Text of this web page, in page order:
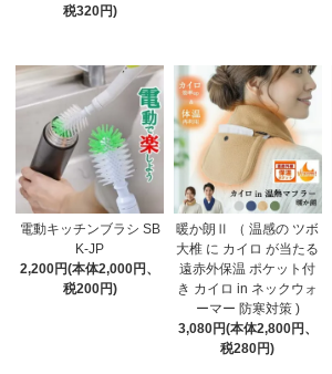
税320円)
電動キッチンブラシ SB
K-JP
2,200円(本体2,000円、
税200円)
暖か朗Ⅱ （ 温感の ツボ
大椎 に カイロ が当たる
遠赤外保温 ポケット付
き カイロ in ネックウォ
ーマー 防寒対策 )
3,080円(本体2,800円、
税280円)